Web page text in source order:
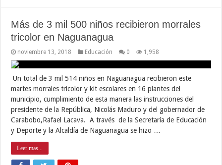
Más de 3 mil 500 niños recibieron morrales
tricolor en Naguanagua
noviembre 13, 2018 Educación 0 1,958
Un total de 3 mil 514 niños en Naguanagua recibieron este
martes morrales tricolor y kit escolares en 16 plantes del
municipio, cumplimiento de esta manera las instrucciones del
presidente de la República, Nicolás Maduro y del gobernador de
Carabobo,Rafael Lacava. A través de la Secretaría de Educación
y Deporte y la Alcaldía de Naguanagua se hizo …
Leer mas...